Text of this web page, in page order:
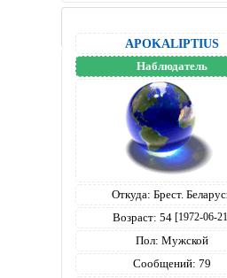
APOKALIPTIUS
Наблюдатель
Откуда: Брест.
Возраст: 54 [1972-06-
Пол: Мужской
Сообщений: 79